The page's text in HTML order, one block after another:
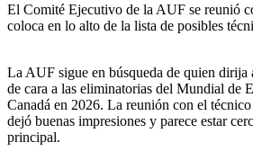
El Comité Ejecutivo de la AUF se reunió
coloca en lo alto de la lista de posibles
La AUF sigue en búsqueda de quien dirija
de cara a las eliminatorias del Mundial de
Canadá en 2026. La reunión con el
dejó buenas impresiones y parece estar
principal.